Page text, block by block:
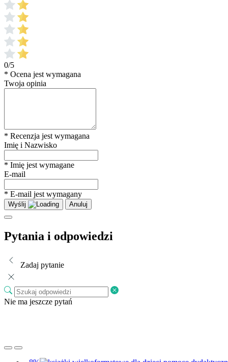
0/5
* Ocena jest wymagana
Twoja opinia
* Recenzja jest wymagana
Imię i Nazwisko
* Imię jest wymagane
E-mail
* E-mail jest wymagany
Wyślij Anuluj
Pytania i odpowiedzi
Zadaj pytanie
Nie ma jeszcze pytań